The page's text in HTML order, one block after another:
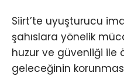
Siirt’te uyuşturucu
şahıslara yönelik
huzur ve güvenliği ile
geleceğinin